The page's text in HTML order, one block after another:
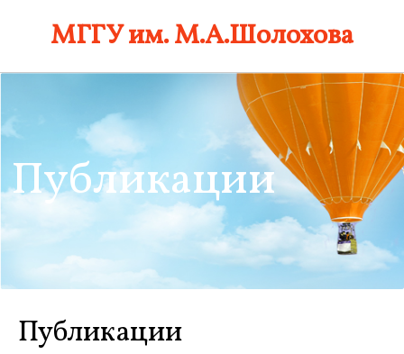
МГГУ им. М.А.Шолохова
Публикации
Публикации